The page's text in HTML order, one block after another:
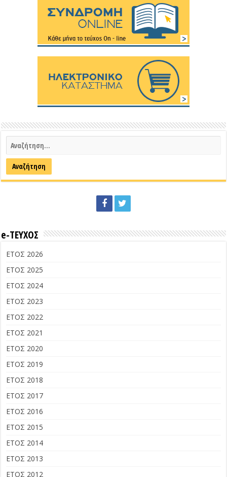
e-ΤΕΥΧΟΣ
ΕΤΟΣ 2026
ΕΤΟΣ 2025
ΕΤΟΣ 2024
ΕΤΟΣ 2023
ΕΤΟΣ 2022
ΕΤΟΣ 2021
ΕΤΟΣ 2020
ΕΤΟΣ 2019
ΕΤΟΣ 2018
ΕΤΟΣ 2017
ΕΤΟΣ 2016
ΕΤΟΣ 2015
ΕΤΟΣ 2014
ΕΤΟΣ 2013
ΕΤΟΣ 2012